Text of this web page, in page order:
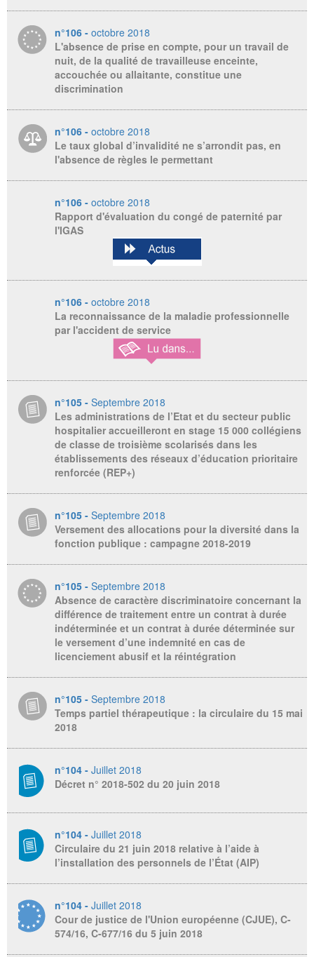
n°106 - octobre 2018
L'absence de prise en compte, pour un travail de
nuit, de la qualité de travailleuse enceinte,
accouchée ou allaitante, constitue une
discrimination
n°106 - octobre 2018
Le taux global d’invalidité ne s’arrondit pas, en
l'absence de règles le permettant
n°106 - octobre 2018
Rapport d'évaluation du congé de paternité par
l'IGAS
n°106 - octobre 2018
La reconnaissance de la maladie professionnelle
par l'accident de service
n°105 - Septembre 2018
Les administrations de l’Etat et du secteur public
hospitalier accueilleront en stage 15 000 collégiens
de classe de troisième scolarisés dans les
établissements des réseaux d’éducation prioritaire
renforcée (REP+)
n°105 - Septembre 2018
Versement des allocations pour la diversité dans la
fonction publique : campagne 2018-2019
n°105 - Septembre 2018
Absence de caractère discriminatoire concernant la
différence de traitement entre un contrat à durée
indéterminée et un contrat à durée déterminée sur
le versement d’une indemnité en cas de
licenciement abusif et la réintégration
n°105 - Septembre 2018
Temps partiel thérapeutique : la circulaire du 15 mai
2018
n°104 - Juillet 2018
Décret n° 2018-502 du 20 juin 2018
n°104 - Juillet 2018
Circulaire du 21 juin 2018 relative à l’aide à
l’installation des personnels de l’État (AIP)
n°104 - Juillet 2018
Cour de justice de l'Union européenne (CJUE), C-
574/16, C-677/16 du 5 juin 2018